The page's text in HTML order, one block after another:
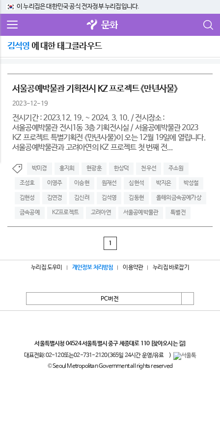
이 누리집은 대한민국 공식 전자정부 누리집입니다.
문화
김석영 에 대한 태그클라우드
서울공예박물관 기획전시 KZ 프로젝트 《만년사물》
2023-12-19
전시기간 : 2023.12. 19. ~ 2024. 3. 10. / 전시장소 :
서울공예박물관 전시1동 3층 기획전시실 / 서울공예박물관 2023
KZ 프로젝트 특별기획전 《만년사물》이 오는 12월 19일에 열립니다.
서울공예박물관과 고려아연의 KZ 프로젝트 첫 번째 전...
박미경 홍지희 현광훈 한상덕 천우선 주소원
조성호 이영주 이승현 원재선 심현석 박지은 박성철
김현성 김연경 김신려 김석영 김동현 올해의금속공예가상
금속공예 KZ프로젝트 고려아연 서울공예박물관 특별전
1
누리집 도우미 개인정보 처리방침 이용약관 누리집 바로잡기
PC버전
서울특별시청 04524 서울특별시 중구 세종대로 110 [찾아오시는 길]
대표전화:02-120또는02-731-2120(365일 24시간 운영/유료
)
© Seoul Metropolitan Government all rights reserved